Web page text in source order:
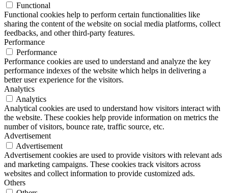
Functional
Functional cookies help to perform certain functionalities like
sharing the content of the website on social media platforms, collect
feedbacks, and other third-party features.
Performance
Performance
Performance cookies are used to understand and analyze the key
performance indexes of the website which helps in delivering a
better user experience for the visitors.
Analytics
Analytics
Analytical cookies are used to understand how visitors interact with
the website. These cookies help provide information on metrics the
number of visitors, bounce rate, traffic source, etc.
Advertisement
Advertisement
Advertisement cookies are used to provide visitors with relevant ads
and marketing campaigns. These cookies track visitors across
websites and collect information to provide customized ads.
Others